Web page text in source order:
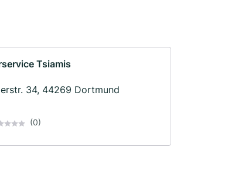
Tsiamis
34, 44269 Dortmund
(0)